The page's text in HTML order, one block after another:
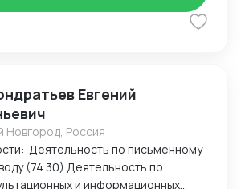
Евгений
Новгород, Россия
Деятельность по письменному
(74.30) Деятельность по
и информационных